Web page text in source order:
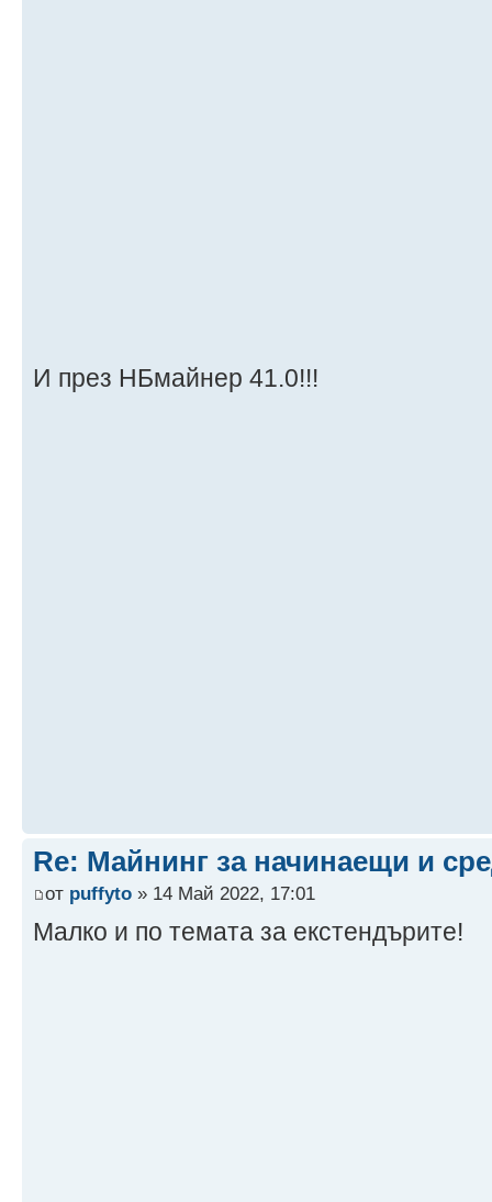
И през НБмайнер 41.0!!!
Re: Майнинг за начинаещи и
от puffyto » 14 Май 2022, 17:01
Малко и по темата за екстендърите!